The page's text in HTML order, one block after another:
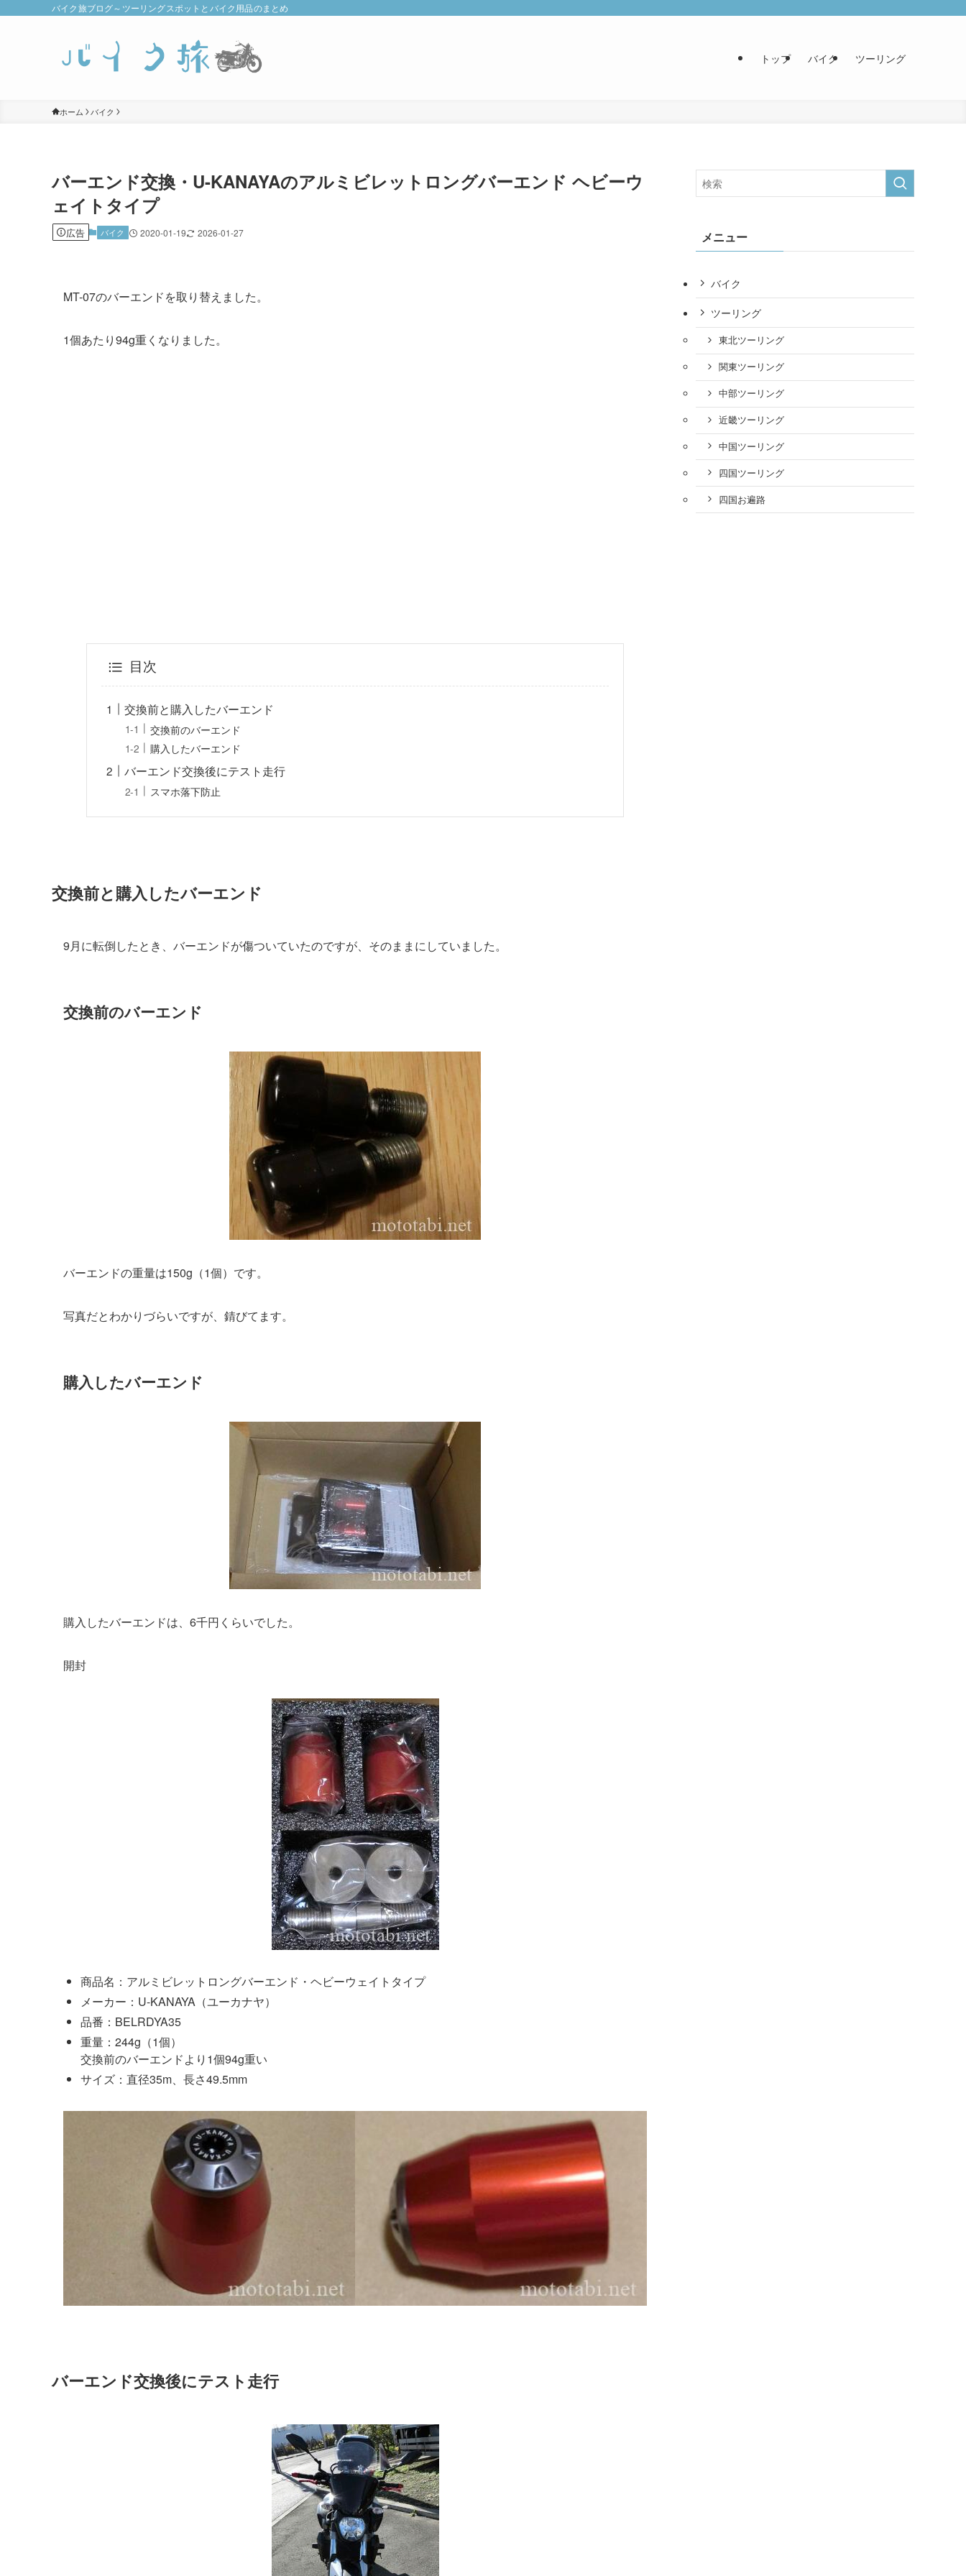
バイク旅ブログ～ツーリングスポットとバイク用品のまとめ
トップ バイク ツーリング
ホーム バイク
バーエンド交換・U-KANAYAのアルミビレットロングバーエンド ヘビーウ
ェイトタイプ
広告 バイク 2020-01-19 2026-01-27
MT-07のバーエンドを取り替えました。
1個あたり94g重くなりました。
目次
交換前と購入したバーエンド
交換前のバーエンド
購入したバーエンド
バーエンド交換後にテスト走行
スマホ落下防止
交換前と購入したバーエンド
9月に転倒したとき、バーエンドが傷ついていたのですが、そのままにしていました。
交換前のバーエンド
バーエンドの重量は150g（1個）です。
写真だとわかりづらいですが、錆びてます。
購入したバーエンド
購入したバーエンドは、6千円くらいでした。
開封
商品名：アルミビレットロングバーエンド・ヘビーウェイトタイプ
メーカー：U-KANAYA（ユーカナヤ）
品番：BELRDYA35
重量：244g（1個）
交換前のバーエンドより1個94g重い
サイズ：直径35m、長さ49.5mm
バーエンド交換後にテスト走行
メニュー
バイク
ツーリング
東北ツーリング
関東ツーリング
中部ツーリング
近畿ツーリング
中国ツーリング
四国ツーリング
四国お遍路